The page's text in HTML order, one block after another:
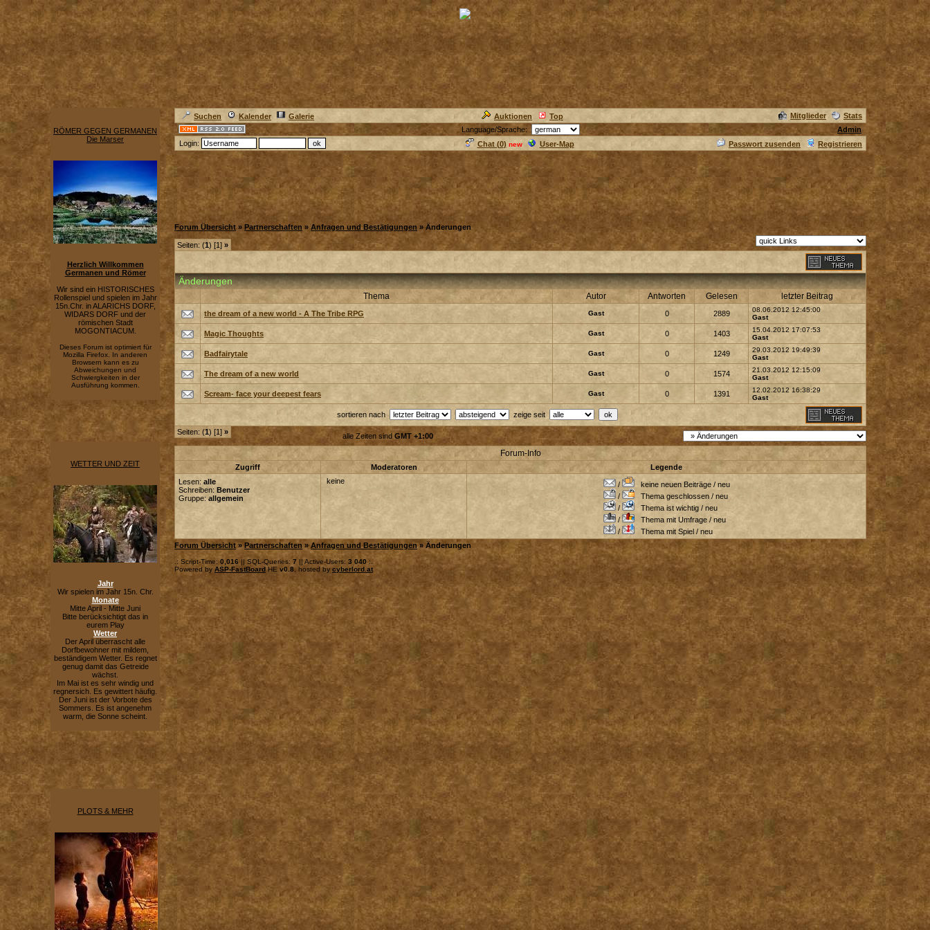
RÖMER GEGEN GERMANEN
Die Marser
Herzlich Willkommen
Germanen und Römer
Wir sind ein HISTORISCHES
Rollenspiel und spielen im Jahr
15n.Chr. in ALARICHS DORF,
WIDARS DORF und der
römischen Stadt
MOGONTIACUM.
Dieses Forum ist optimiert für
Mozilla Firefox. In anderen
Browsern kann es zu
Abweichungen und
Schwiergkeiten in der
Ausführung kommen.
WETTER UND ZEIT
Jahr
Wir spielen im Jahr 15n. Chr.
Monate
Mitte April - Mitte Juni
Bitte berücksichtigt das in
eurem Play
Wetter
Der April überrascht alle
Dorfbewohner mit mildem,
beständigem Wetter. Es regnet
genug damit das Getreide
wächst.
Im Mai ist es sehr windig und
regnersich. Es gewittert häufig.
Der Juni ist der Vorbote des
Sommers. Es ist angenehm
warm, die Sonne scheint.
PLOTS & MEHR
Suchen Kalender Galerie Auktionen Top Mitglieder
Stats
Language/Sprache:
Admin
Login:
Chat (0) new User-Map Passwort zusenden Registrieren
Forum Übersicht » Partnerschaften » Anfragen und Bestätigungen » Änderungen
Seiten: (1) [1] »
Änderungen
Thema Autor Antworten Gelesen letzter Beitrag
the dream of a new world - A The Tribe RPG Gast 0 2889
08.06.2012 12:45:00
Gast
Magic Thoughts Gast 0 1403
15.04.2012 17:07:53
Gast
Badfairytale Gast 0 1249
29.03.2012 19:49:39
Gast
The dream of a new world Gast 0 1574
21.03.2012 12:15:09
Gast
Scream- face your deepest fears Gast 0 1391
12.02.2012 16:38:29
Gast
sortieren nach zeige seit
Seiten: (1) [1] » alle Zeiten sind GMT +1:00
Forum-Info
Zugriff Moderatoren
Legende
Lesen: alle
Schreiben: Benutzer
Gruppe: allgemein
keine /
keine neuen Beiträge / neu
/
Thema geschlossen / neu
/
Thema ist wichtig / neu
/
Thema mit Umfrage / neu
/
Thema mit Spiel / neu
Forum Übersicht »Partnerschaften »Anfragen und Bestätigungen » Änderungen
.: Script-Time:0,016 || SQL-Queries: 7 || Active-Users: 3 040 :.
Powered by ASP-FastBoardHE v0.8, hosted bycyberlord.at